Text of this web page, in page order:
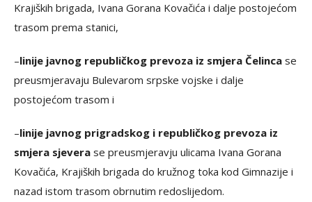
Krajiških brigada, Ivana Gorana Kovačića i dalje postojećom
trasom prema stanici,
–linije javnog republičkog prevoza iz smjera Čelinca se
preusmjeravaju Bulevarom srpske vojske i dalje
postojećom trasom i
–linije javnog prigradskog i republičkog prevoza iz
smjera sjevera se preusmjeravju ulicama Ivana Gorana
Kovačića, Krajiških brigada do kružnog toka kod Gimnazije i
nazad istom trasom obrnutim redoslijedom.